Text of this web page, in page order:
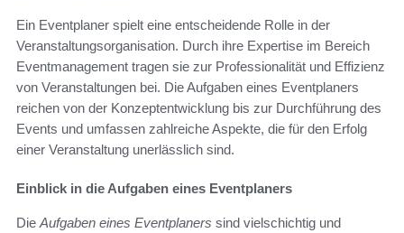
Ein Eventplaner spielt eine entscheidende Rolle in der
Veranstaltungsorganisation. Durch ihre Expertise im Bereich
Eventmanagement tragen sie zur Professionalität und Effizienz
von Veranstaltungen bei. Die Aufgaben eines Eventplaners
reichen von der Konzeptentwicklung bis zur Durchführung des
Events und umfassen zahlreiche Aspekte, die für den Erfolg
einer Veranstaltung unerlässlich sind.
Einblick in die Aufgaben eines Eventplaners
Die Aufgaben eines Eventplaners sind vielschichtig und